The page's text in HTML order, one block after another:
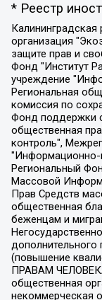
* Реестр
Калининградская региональная общественная организация "Экозащита!-Женсовет", Фонд содействия защите прав и свобод граждан "Общественный вердикт", Фонд "Институт Развития Свободы Информации", Частное учреждение "Информационное агентство МЕМО. РУ", Региональная общественная организация "Общественная комиссия по сохранению наследия академика Сахарова", Фонд поддержки свободы прессы, Санкт-Петербургская общественная правозащитная организация "Гражданский контроль", Межрегиональная общественная организация "Информационно-просветительский центр "Мемориал", Региональный Фонд "Центр Защиты Прав Средств Массовой Информации", с 05.12.2023 Фонд "Центр Защиты Прав Средств массовой информации", Региональная общественная благотворительная организация помощи беженцам и мигрантам "Гражданское содействие", Негосударственное образовательное учреждение дополнительного профессионального образования (повышение квалификации) специалистов "АКАДЕМИЯ ПО ПРАВАМ ЧЕЛОВЕКА", Свердловская региональная общественная организация "Сутяжник", Автономная некоммерческая организация "Центр независимых социологических исследований", Союз общественных объединений "Российский исследовательский центр по правам человека", Региональное общественное учреждение научно-информационный центр "МЕМОРИАЛ", Некоммерческая организация "Фонд защиты гласности", Автономная некоммерческая организация "Институт прав человека", Городская общественная организация "Екатеринбургское общество "МЕМОРИАЛ", Городская общественная организация "Рязанское историко-просветительское и правозащитное общество "Мемориал" (Рязанский Мемориал), Челябинский региональный орган общественной самодеятельности – женское общественное объединение "Женщины Евразии", Челябинский региональный орган общественной самодеятельности "Уральская правозащитная группа", Фонд содействия защите здоровья и социальной справедливости имени Андрея Рылькова, Автономная Некоммерческая Организация "Аналитический Центр Юрия Левады", Автономная некоммерческая организация социальной поддержки населения "Проект Апрель", Региональная общественная организация помощи женщинам и детям, находящимся в кризисной ситуации "Информационно-методический центр "Анна", Фонд содействия развитию массовых коммуникаций и правовому просвещению "Так-так-Так", Фонд содействия устойчивому развитию "Серебряная тайга", Свердловский региональный общественный фонд социальных проектов "Новое время", "Idel.Реалии", Кавказ.Реалии, Крым.Реалии, Телеканал Настоящее Время, Татаро-башкирская служба Радио Свобода (Azatliq Radiosi), Радио Свободная Европа/Радио Свобода (PCE/PC), "Сибирь.Реалии", "Фактограф", Благотворительный фонд помощи осужденным и их семьям, Автономная некоммерческая организация "Институт глобализации и социальных движений", Фонд "В защиту прав заключенных", Частное учреждение "Центр поддержки и содействия развитию средств массовой информации", Пензенский региональный общественный благотворительный фонд "Гражданский союз", "Север.Реалии", Некоммерческая организация Фонд "Правовая инициатива", Общество с ограниченной ответственностью "Радио Свободная Европа/Радио Свобода", Чешское информационное агентство "MEDIUM-ORIENT", Красноярская региональная общественная организация "Мы против СПИДа", Камалягин Денис Николаевич, Маркелов Сергей Евгеньевич, Пономарев Лев Александрович, Савицкая Людмила Алексеевна, Автономная некоммерческая организация "Центр по работе с проблемой насилия "НАСИЛИЮ.НЕТ", Межрегиональный профессиональный союз работников здравоохранения "Альянс врачей", Юридическое лицо, зарегистрированное в Латвийской Республике, SIA "Medusa Project" (регистрационный номер 40103797863, дата регистрации 10.06.2014), Некоммерческая организация "Фонд по борьбе с коррупцией", Автономная некоммерческая организация